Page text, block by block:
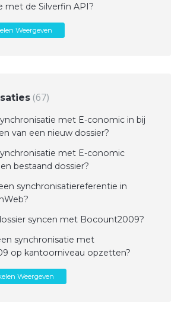
met de Silverfin API?
Weergeven
67
met E-conomic in bij
van een nieuw dossier?
met E-conomic
bestaand dossier?
synchronisatiereferentie in
syncen met Bocount2009?
synchronisatie met
op kantoorniveau opzetten?
Weergeven